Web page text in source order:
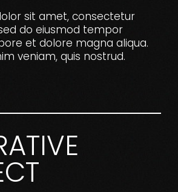
sit amet, consectetur
do eiusmod tempor
et dolore magna aliqua.
veniam, quis nostrud.